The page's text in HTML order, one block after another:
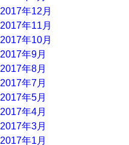
2017年12月
2017年11月
2017年10月
2017年9月
2017年8月
2017年7月
2017年5月
2017年4月
2017年3月
2017年1月